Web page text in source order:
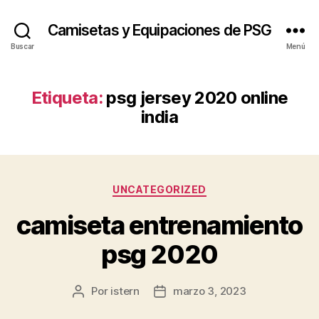
Buscar
Camisetas y Equipaciones de PSG
Menú
Etiqueta: psg jersey 2020 online
india
Categorías
UNCATEGORIZED
camiseta entrenamiento
psg 2020
Autor
Por istern
Fechamarzo 3, 2023